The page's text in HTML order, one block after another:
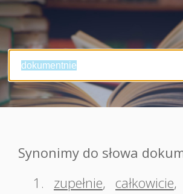
Synonimy do słowa
1.
zupełnie, całkowicie,